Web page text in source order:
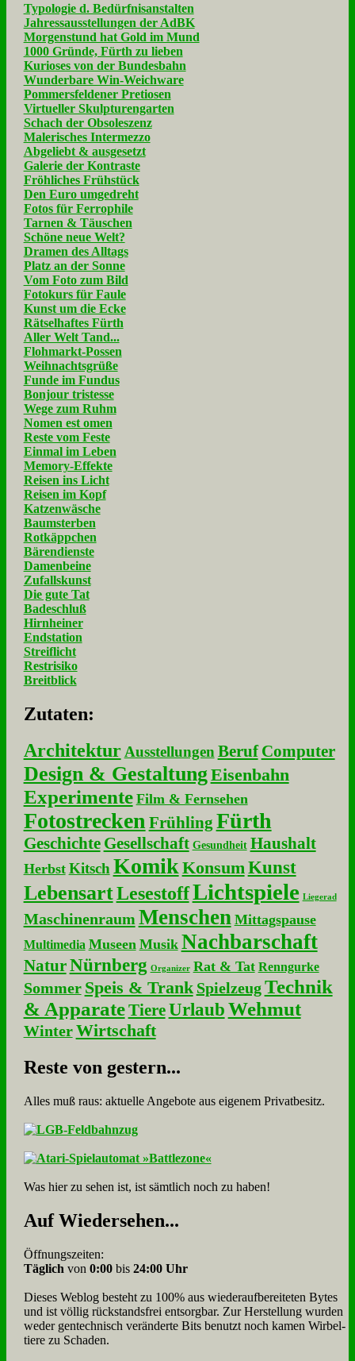
Typologie d. Bedürfnisanstalten
Jahressausstellungen der AdBK
Morgenstund hat Gold im Mund
1000 Gründe, Fürth zu lieben
Kurioses von der Bundesbahn
Wunderbare Win-Weichware
Pommersfeldener Pretiosen
Virtueller Skulpturengarten
Schach der Obsoleszenz
Malerisches Intermezzo
Abgeliebt & ausgesetzt
Galerie der Kontraste
Fröhliches Frühstück
Den Euro umgedreht
Fotos für Ferrophile
Tarnen & Täuschen
Schöne neue Welt?
Dramen des Alltags
Platz an der Sonne
Vom Foto zum Bild
Fotokurs für Faule
Kunst um die Ecke
Rätselhaftes Fürth
Aller Welt Tand...
Flohmarkt-Possen
Weihnachtsgrüße
Funde im Fundus
Bonjour tristesse
Wege zum Ruhm
Nomen est omen
Reste vom Feste
Einmal im Leben
Memory-Effekte
Reisen ins Licht
Reisen im Kopf
Katzenwäsche
Baumsterben
Rotkäppchen
Bärendienste
Damenbeine
Zufallskunst
Die gute Tat
Badeschluß
Hirnheiner
Endstation
Streiflicht
Restrisiko
Breitblick
Zu­ta­ten:
Architektur Ausstellungen Beruf Computer
Design & GestaltungEisenbahn
Experimente Film & Fernsehen
Fotostrecken Frühling Fürth
Geschichte Gesellschaft Gesundheit Haushalt
Herbst Kitsch KomikKonsumKunst
LebensartLesestoffLichtspiele Liegerad
Maschinenraum Menschen Mittagspause
Multimedia Museen Musik Nachbarschaft
NaturNürnberg Organizer Rat & Tat Renngurke
Sommer Speis & Trank Spielzeug Technik
& Apparate Tiere UrlaubWehmut
Winter Wirtschaft
Re­ste von ge­stern...
Alles muß raus: aktuelle An­ge­bo­te aus eigenem Privatbesitz.
Was hier zu sehen ist, ist sämt­lich noch zu haben!
Auf Wie­der­se­hen...
Öffnungszeiten:
Täglich von 0:00bis 24:00 Uhr
Dieses Weblog besteht zu 100% aus wie­der­auf­bereite­ten Bytes
und ist völlig rück­stands­frei ent­sorg­bar. Zur Herstellung wurden
weder gen­tech­nisch veränderte Bits benutzt noch kamen Wir­bel­
tiere zu Scha­den.